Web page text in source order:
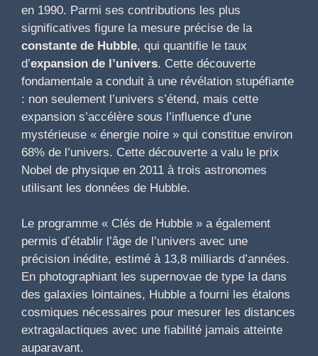
en 1990. Parmi ses contributions les plus
significatives figure la mesure précise de la
constante de Hubble, qui quantifie le taux
d’expansion de l’univers. Cette découverte
fondamentale a conduit à une révélation stupéfiante
: non seulement l’univers s’étend, mais cette
expansion s’accélère sous l’influence d’une
mystérieuse « énergie noire » qui constitue environ
68% de l’univers. Cette découverte a valu le prix
Nobel de physique en 2011 à trois astronomes
utilisant les données de Hubble.
Le programme « Clés de Hubble » a également
permis d’établir l’âge de l’univers avec une
précision inédite, estimé à 13,8 milliards d’années.
En photographiant les supernovae de type Ia dans
des galaxies lointaines, Hubble a fourni les étalons
cosmiques nécessaires pour mesurer les distances
extragalactiques avec une fiabilité jamais atteinte
auparavant.